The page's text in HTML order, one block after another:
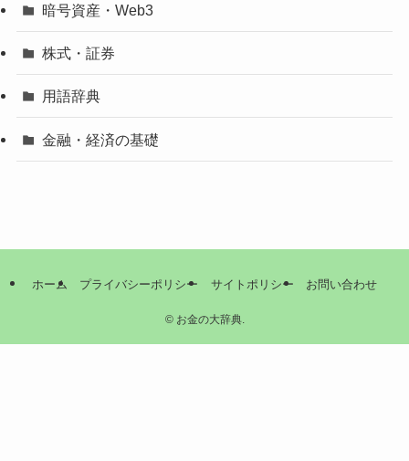
暗号資産・Web3
株式・証券
用語辞典
金融・経済の基礎
ホーム プライバシーポリシー サイトポリシー お問い合わせ
©お金の大辞典.